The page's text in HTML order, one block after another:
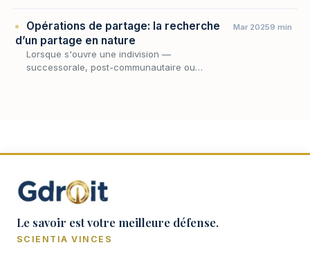
biens indivis, le…
Opérations de partage: la recherche
d’un partage en nature
Lorsque s'ouvre une indivision —
successorale, post-communautaire ou
Mar 20259 min
Le savoir est votre meilleure défense.
SCIENTIA VINCES